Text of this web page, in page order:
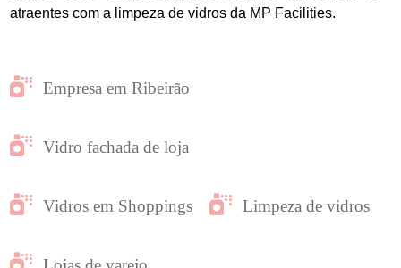
atraentes com a limpeza de vidros da MP Facilities.
Empresa em Ribeirão
Vidro fachada de loja
Vidros em Shoppings Limpeza de vidros